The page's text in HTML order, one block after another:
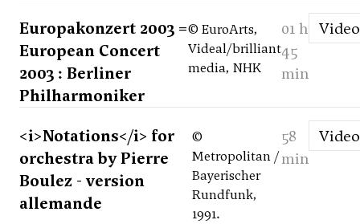
Europakonzert 2003 =
European Concert
2003 : Berliner
Philharmoniker
© EuroArts,
Videal/brilliant
media, NHK
01 h
45
min
Video
<i>Notations</i> for
orchestra by Pierre
Boulez - version
allemande
©
Metropolitan /
Bayerischer
Rundfunk,
1991.
58
min
Video